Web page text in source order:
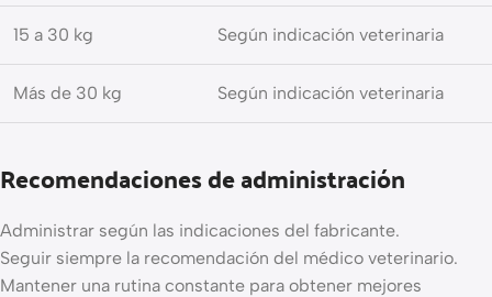
15 a 30 kg Según indicación veterinaria
Más de 30 kg Según indicación veterinaria
Recomendaciones de administración
Administrar según las indicaciones del fabricante.
Seguir siempre la recomendación del médico veterinario.
Mantener una rutina constante para obtener mejores